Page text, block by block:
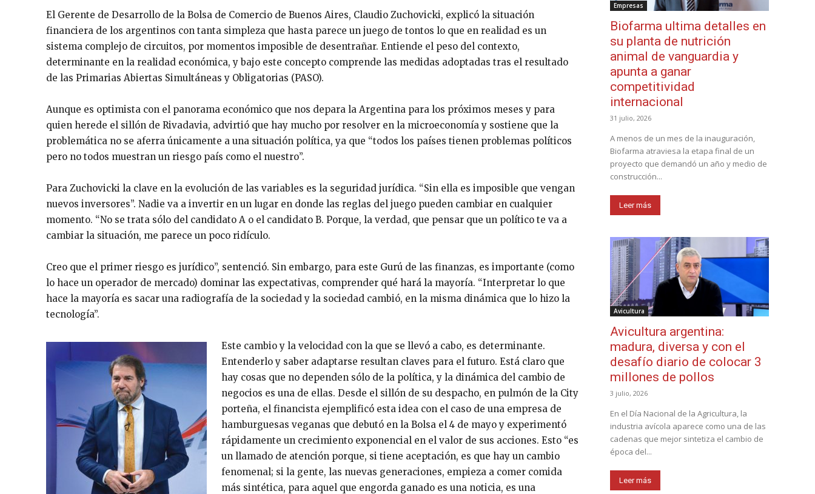
El Gerente de Desarrollo de la Bolsa de Comercio de Buenos Aires, Claudio Zuchovicki, explicó la situación
financiera de los argentinos con tanta simpleza que hasta parece un juego de tontos lo que en realidad es un
sistema complejo de circuitos, por momentos imposible de desentrañar. Entiende el peso del contexto,
determinante en la realidad económica, y bajo este concepto comprende las medidas adoptadas tras el resultado
de las Primarias Abiertas Simultáneas y Obligatorias (PASO).
Aunque es optimista con el panorama económico que nos depara la Argentina para los próximos meses y para
quien herede el sillón de Rivadavia, advirtió que hay mucho por resolver en la microeconomía y sostiene que la
problemática no se aferra únicamente a una situación política, ya que “todos los países tienen problemas políticos
pero no todos muestran un riesgo país como el nuestro”.
Para Zuchovicki la clave en la evolución de las variables es la seguridad jurídica. “Sin ella es imposible que vengan
nuevos inversores”. Nadie va a invertir en un lugar en donde las reglas del juego pueden cambiar en cualquier
momento. “No se trata sólo del candidato A o el candidato B. Porque, la verdad, que pensar que un político te va a
cambiar la situación, me parece un poco ridículo.
Creo que el primer riesgo es jurídico”, sentenció. Sin embargo, para este Gurú de las finanzas, es importante (como
lo hace un operador de mercado) dominar las expectativas, comprender qué hará la mayoría. “Interpretar lo que
hace la mayoría es sacar una radiografía de la sociedad y la sociedad cambió, en la misma dinámica que lo hizo la
tecnología”.
Este cambio y la velocidad con la que se llevó a cabo, es determinante.
Entenderlo y saber adaptarse resultan claves para el futuro. Está claro que
hay cosas que no dependen sólo de la política, y la dinámica del cambio de
negocios es una de ellas. Desde el sillón de su despacho, en pulmón de la City
porteña, el financista ejemplificó esta idea con el caso de una empresa de
hamburguesas veganas que debutó en la Bolsa el 4 de mayo y experimentó
rápidamente un crecimiento exponencial en el valor de sus acciones. Esto “es
un llamado de atención porque, si tiene aceptación, es que hay un cambio
fenomenal; si la gente, las nuevas generaciones, empieza a comer comida
más sintética, para aquel que engorda ganado es una noticia, es una
Empresas
Biofarma ultima detalles en
su planta de nutrición
animal de vanguardia y
apunta a ganar
competitividad
internacional
31 julio, 2026
A menos de un mes de la inauguración,
Biofarma atraviesa la etapa final de un
proyecto que demandó un año y medio de
construcción...
Leer más
Avicultura
Avicultura argentina:
madura, diversa y con el
desafío diario de colocar 3
millones de pollos
3 julio, 2026
En el Día Nacional de la Agricultura, la
industria avícola aparece como una de las
cadenas que mejor sintetiza el cambio de
época del...
Leer más